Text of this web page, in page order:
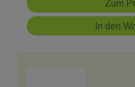
Zum
In den